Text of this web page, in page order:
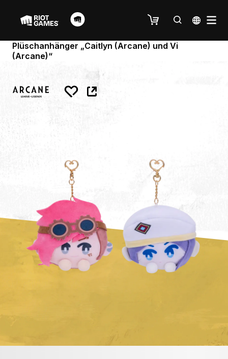
Plüschanhänger „Caitlyn (Arcane) und Vi
(Arcane)“